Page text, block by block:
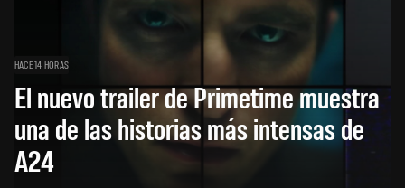
HACE 14 HORAS
El nuevo trailer de Primetime muestra
una de las historias más intensas de
A24